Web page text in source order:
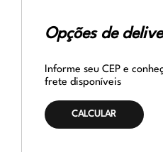
Opções de
Informe seu CEP e
frete disponíveis
CALCULAR O
FRETE